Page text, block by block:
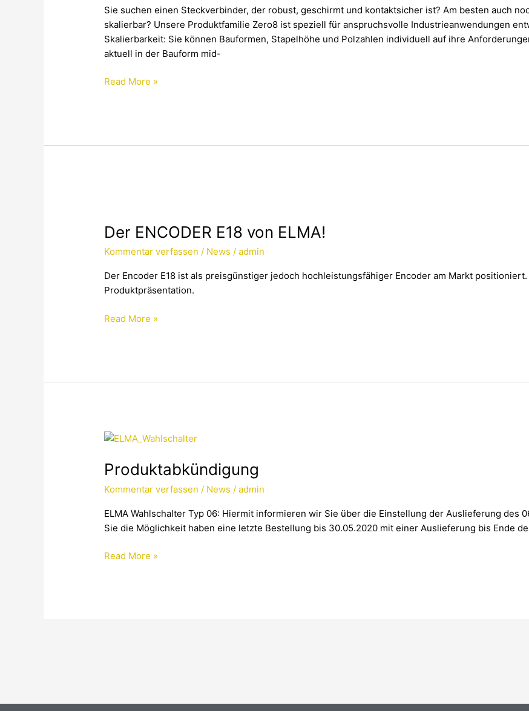
Sie suchen einen Steckverbinder, der robust, geschirmt und kontaktsicher ist? Am besten auch
skalierbar? Unsere Produktfamilie Zero8 ist speziell für anspruchsvolle Industrieanwendungen
Skalierbarkeit: Sie können Bauformen, Stapelhöhe und Polzahlen individuell auf ihre
aktuell in der Bauform mid-
0.8
mm
ab
SOFORT
Read More »
Der ENCODER E18 von ELMA!
Kommentar verfassen / News /admin
Der Encoder E18 ist als preisgünstiger jedoch hochleistungsfähiger Encoder am Markt
Produktpräsentation.
E18
ELMA!
Read More »
Produktabkündigung
Kommentar verfassen / News /admin
ELMA Wahlschalter Typ 06: Hiermit informieren wir Sie über die Einstellung der Auslieferung des
Sie die Möglichkeit haben eine letzte Bestellung bis 30.05.2020 mit einer Auslieferung bis Ende
Produktabkündigung
Read More »